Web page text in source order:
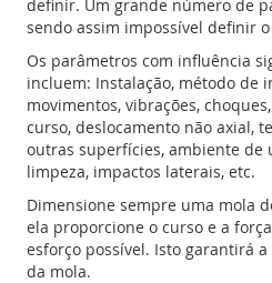
definir. Um grande número de
sendo assim impossível definir
Os parâmetros com influência
incluem: Instalação, método de
movimentos, vibrações,
curso, deslocamento não axial,
outras superfícies, ambiente de
limpeza, impactos laterais, etc.
Dimensione sempre uma mola
ela proporcione o curso e a
esforço possível. Isto garantirá
da mola.